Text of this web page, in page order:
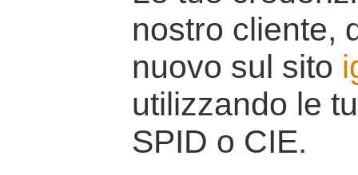
nostro cliente,
nuovo sul sito
utilizzando le
SPID o CIE.